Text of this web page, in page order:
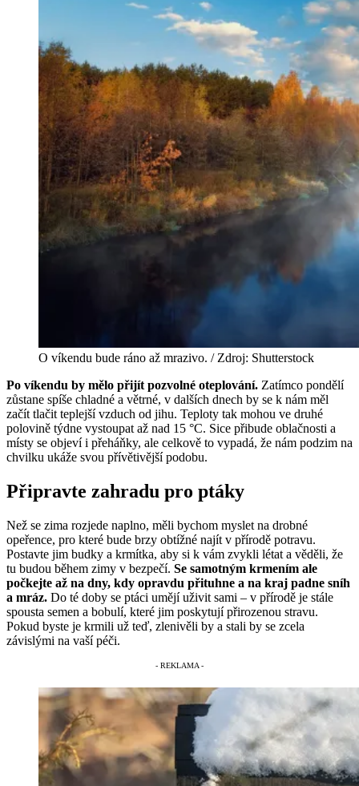
O víkendu bude ráno až mrazivo. / Zdroj: Shutterstock
Po víkendu by mělo přijít pozvolné oteplování. Zatímco pondělí
zůstane spíše chladné a větrné, v dalších dnech by se k nám měl
začít tlačit teplejší vzduch od jihu. Teploty tak mohou ve druhé
polovině týdne vystoupat až nad 15 °C. Sice přibude oblačnosti a
místy se objeví i přeháňky, ale celkově to vypadá, že nám podzim na
chvilku ukáže svou přívětivější podobu.
Připravte zahradu pro ptáky
Než se zima rozjede naplno, měli bychom myslet na drobné
opeřence, pro které bude brzy obtížné najít v přírodě potravu.
Postavte jim budky a krmítka, aby si k vám zvykli létat a věděli, že
tu budou během zimy v bezpečí. Se samotným krmením ale
počkejte až na dny, kdy opravdu přituhne a na kraj padne sníh
a mráz. Do té doby se ptáci umějí uživit sami – v přírodě je stále
spousta semen a bobulí, které jim poskytují přirozenou stravu.
Pokud byste je krmili už teď, zlenivěli by a stali by se zcela
závislými na vaší péči.